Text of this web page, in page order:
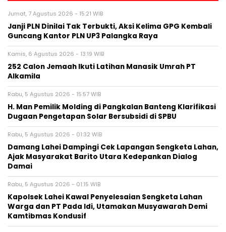
Jumat, 7 Agustus 2026 - 15:21 WIB
Janji PLN Dinilai Tak Terbukti, Aksi Kelima GPG Kembali
Guncang Kantor PLN UP3 Palangka Raya
Kamis, 6 Agustus 2026 - 13:19 WIB
252 Calon Jemaah Ikuti Latihan Manasik Umrah PT
Alkamila
Rabu, 5 Agustus 2026 - 15:57 WIB
H. Man Pemilik Molding di Pangkalan Banteng Klarifikasi
Dugaan Pengetapan Solar Bersubsidi di SPBU
Rabu, 5 Agustus 2026 - 01:32 WIB
Damang Lahei Dampingi Cek Lapangan Sengketa Lahan,
Ajak Masyarakat Barito Utara Kedepankan Dialog
Damai
Rabu, 5 Agustus 2026 - 01:15 WIB
Kapolsek Lahei Kawal Penyelesaian Sengketa Lahan
Warga dan PT Pada Idi, Utamakan Musyawarah Demi
Kamtibmas Kondusif